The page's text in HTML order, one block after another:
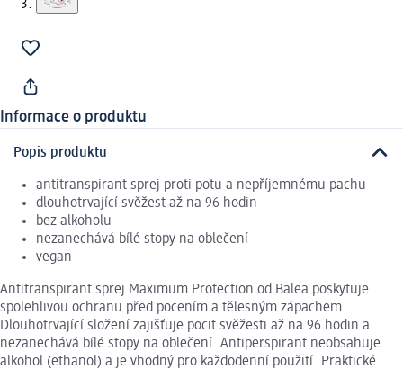
Informace o produktu
Popis produktu
antitranspirant sprej proti potu a nepříjemnému pachu
dlouhotrvající svěžest až na 96 hodin
bez alkoholu
nezanechává bílé stopy na oblečení
vegan
Antitranspirant sprej Maximum Protection od Balea poskytuje
spolehlivou ochranu před pocením a tělesným zápachem.
Dlouhotrvající složení zajišťuje pocit svěžesti až na 96 hodin a
nezanechává bílé stopy na oblečení. Antiperspirant neobsahuje
alkohol (ethanol) a je vhodný pro každodenní použití. Praktické